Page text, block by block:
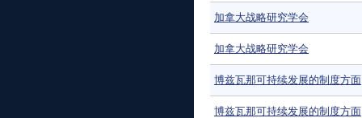
加拿大战略研究学会
加拿大战略研究学会
博兹瓦那可持续发展的制度方面
博兹瓦那可持续发展的制度方面